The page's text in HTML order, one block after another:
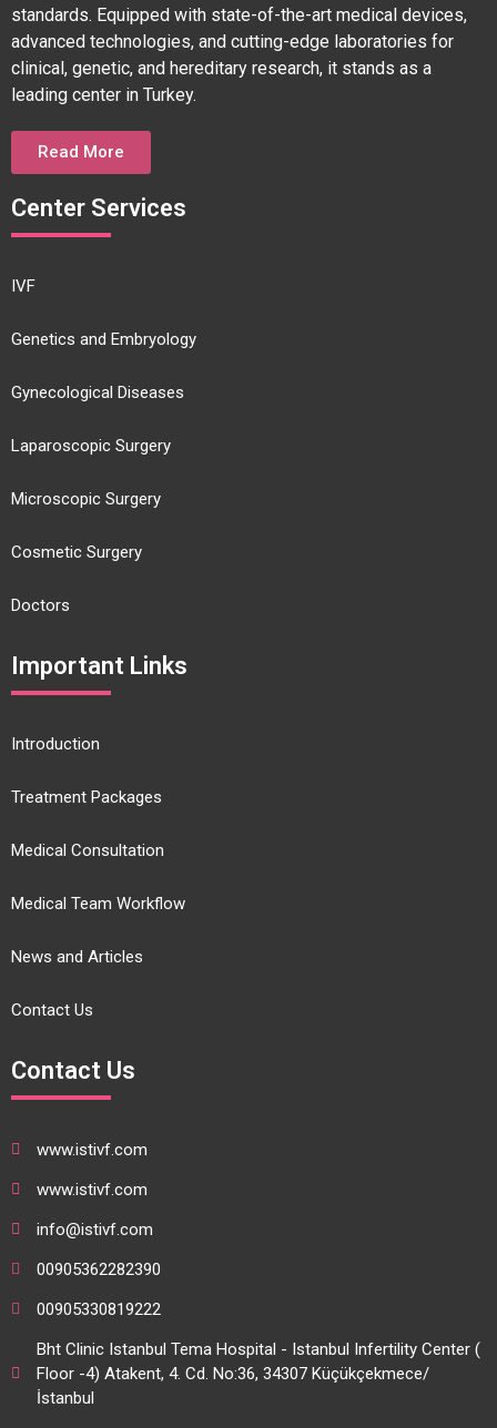
standards. Equipped with state-of-the-art medical devices,
advanced technologies, and cutting-edge laboratories for
clinical, genetic, and hereditary research, it stands as a
leading center in Turkey.
Read More
Center Services
IVF
Genetics and Embryology
Gynecological Diseases
Laparoscopic Surgery
Microscopic Surgery
Cosmetic Surgery
Doctors
Important Links
Introduction
Treatment Packages
Medical Consultation
Medical Team Workflow
News and Articles
Contact Us
Contact Us
www.istivf.com
www.istivf.com
info@istivf.com
00905362282390
00905330819222
Bht Clinic Istanbul Tema Hospital - Istanbul Infertility Center (
Floor -4) Atakent, 4. Cd. No:36, 34307 Küçükçekmece/
İstanbul